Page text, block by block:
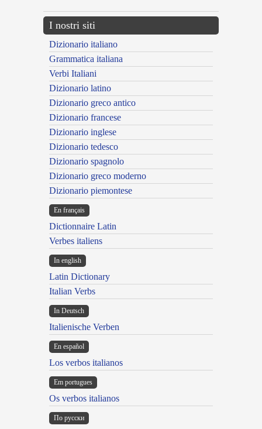
I nostri siti
Dizionario italiano
Grammatica italiana
Verbi Italiani
Dizionario latino
Dizionario greco antico
Dizionario francese
Dizionario inglese
Dizionario tedesco
Dizionario spagnolo
Dizionario greco moderno
Dizionario piemontese
En français
Dictionnaire Latin
Verbes italiens
In english
Latin Dictionary
Italian Verbs
In Deutsch
Italienische Verben
En español
Los verbos italianos
Em portugues
Os verbos italianos
По русски